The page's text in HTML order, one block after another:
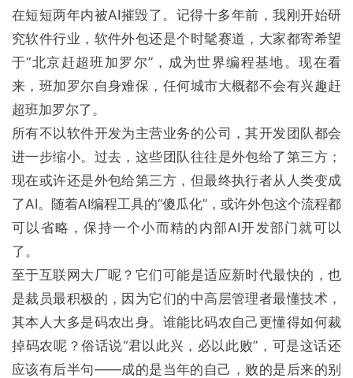
在短短两年内被AI摧毁了。记得十多年前，我刚开始研
究软件行业，软件外包还是个时髦赛道，大家都寄希望
于“北京赶超班加罗尔”，成为世界编程基地。现在看
来，班加罗尔自身难保，任何城市大概都不会有兴趣赶
超班加罗尔了。
所有不以软件开发为主营业务的公司，其开发团队都会
进一步缩小。过去，这些团队往往是外包给了第三方；
现在或许还是外包给第三方，但最终执行者从人类变成
了AI。随着AI编程工具的“傻瓜化”，或许外包这个流程都
可以省略，保持一个小而精的内部AI开发部门就可以
了。
至于互联网大厂呢？它们可能是适应新时代最快的，也
是裁员最积极的，因为它们的中高层管理者最懂技术，
其本人大多是码农出身。谁能比码农自己更懂得如何裁
掉码农呢？俗话说“君以此兴，必以此败”，可是这话还
应该有后半句——成的是当年的自己，败的是后来的别